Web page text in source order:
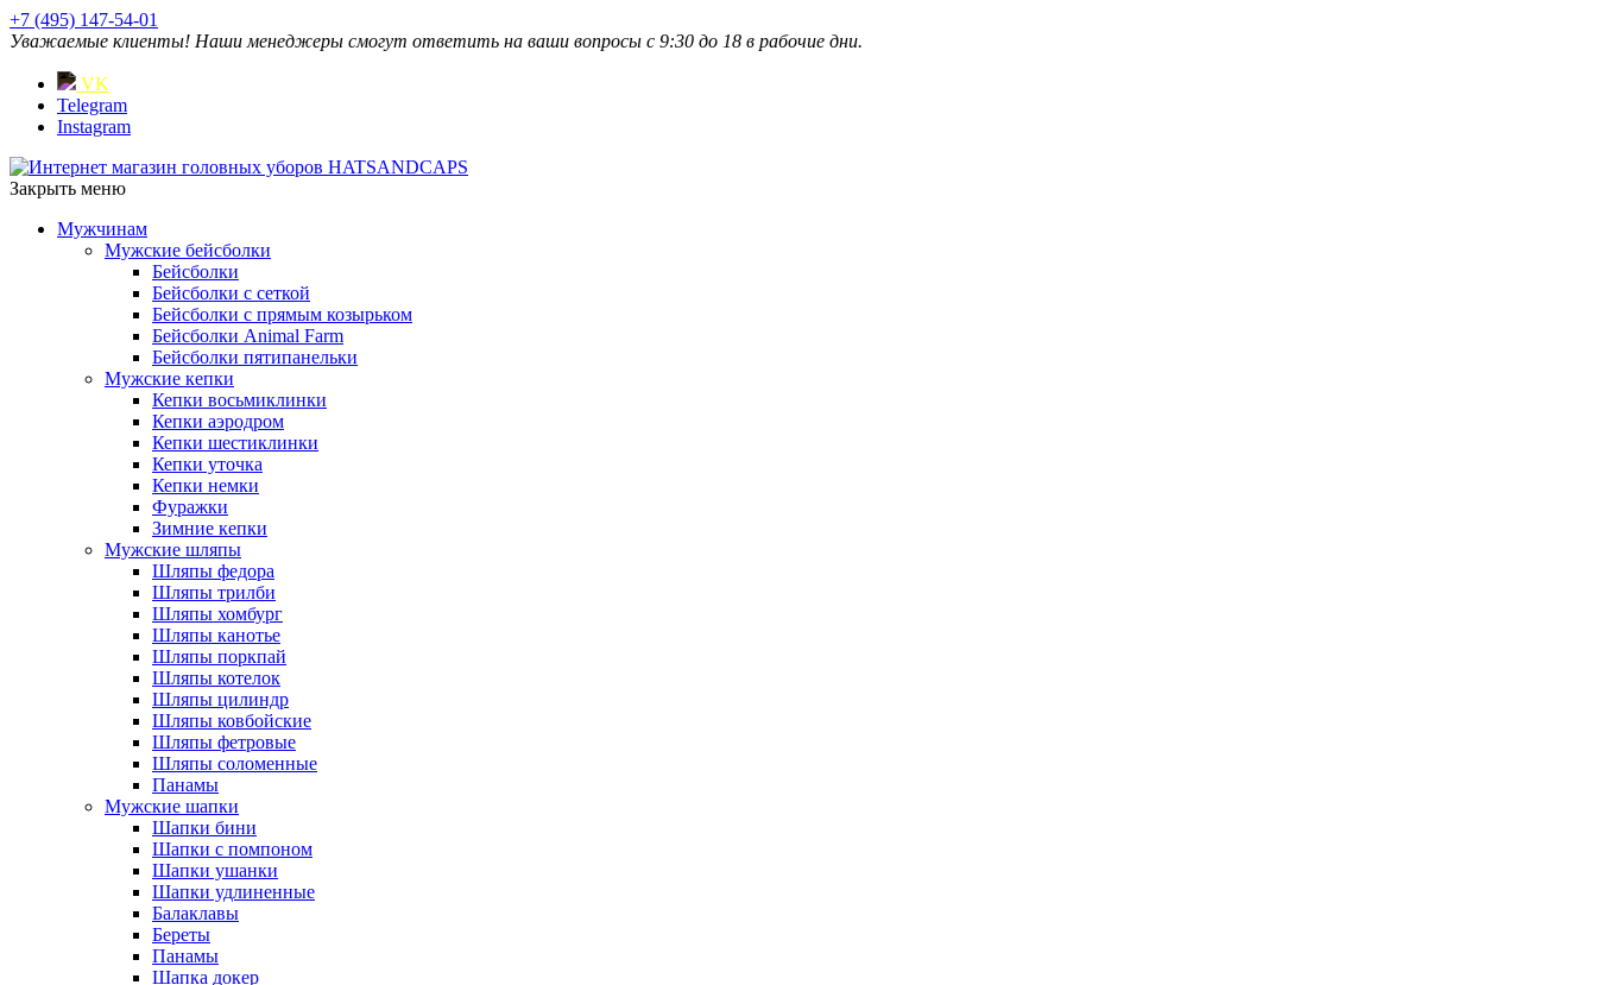
+7 (495) 147-54-01
Уважаемые клиенты! Наши менеджеры смогут ответить на ваши вопросы с 9:30 до 18 в рабочие дни.
VK
Telegram
Instagram
Закрыть меню
Мужчинам
Мужские бейсболки
Бейсболки
Бейсболки с сеткой
Бейсболки с прямым козырьком
Бейсболки Animal Farm
Бейсболки пятипанельки
Мужские кепки
Кепки восьмиклинки
Кепки аэродром
Кепки шестиклинки
Кепки уточка
Кепки немки
Фуражки
Зимние кепки
Мужские шляпы
Шляпы федора
Шляпы трилби
Шляпы хомбург
Шляпы канотье
Шляпы поркпай
Шляпы котелок
Шляпы цилиндр
Шляпы ковбойские
Шляпы фетровые
Шляпы соломенные
Панамы
Мужские шапки
Шапки бини
Шапки с помпоном
Шапки ушанки
Шапки удлиненные
Балаклавы
Береты
Панамы
Шапка докер